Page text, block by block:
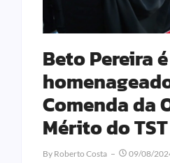
Beto Pereira é
Comenda da
Mérito do TST
By Roberto Costa 09/08/